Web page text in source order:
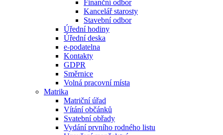
Finanční odbor
Kancelář starosty
Stavební odbor
Úřední hodiny
Úřední deska
e-podatelna
Kontakty
GDPR
Směrnice
Volná pracovní místa
Matrika
Matriční úřad
Vítání občánků
Svatební obřady
Vydání prvního rodného listu